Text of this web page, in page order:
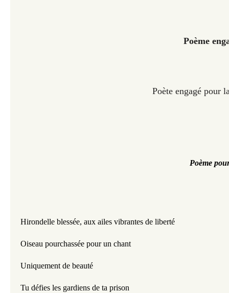
Poème
Poète engagé pour
Poème
Hirondelle blessée, aux ailes vibrantes de liberté
Oiseau pourchassée pour un chant
Uniquement de beauté
Tu défies les gardiens de ta prison